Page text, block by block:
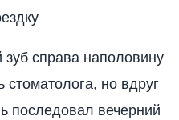
справа наполовину
стоматолога, но вдруг
последовал вечерний